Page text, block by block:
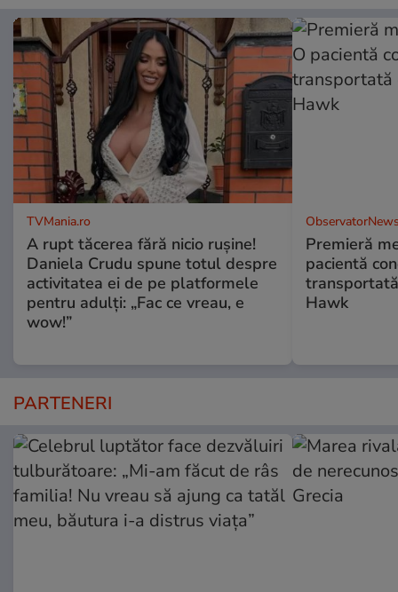
TVMania.ro
A rupt tăcerea fără nicio rușine!
Daniela Crudu spune totul despre
activitatea ei de pe platformele
pentru adulți: „Fac ce vreau, e
wow!”
Premieră
pacientă
Hawk
PARTENERI